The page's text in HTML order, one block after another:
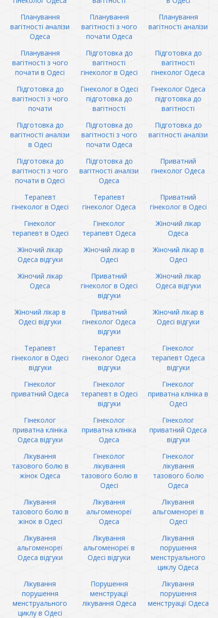
Планування
вагітності аналізи
Одеса
Планування
вагітності з чого
почати Одеса
Планування
вагітності аналізи
Планування
вагітності з чого
почати в Одесі
Підготовка до
вагітності
гінеколог в Одесі
Підготовка до
вагітності
гінеколог Одеса
Підготовка до
вагітності з чого
почати
Гінеколог в Одесі
підготовка до
вагітності
Гінеколог Одеса
підготовка до
вагітності
Підготовка до
вагітності аналізи
в Одесі
Підготовка до
вагітності з чого
почати Одеса
Підготовка до
вагітності аналізи
Підготовка до
вагітності з чого
почати в Одесі
Підготовка до
вагітності аналізи
Одеса
Приватний
гінеколог Одеса
Терапевт
гінеколог в Одесі
Терапевт
гінеколог Одеса
Приватний
гінеколог в Одесі
Гінеколог
терапевт в Одесі
Гінеколог
терапевт Одеса
Жіночий лікар
Одеса
Жіночий лікар
Одеса відгуки
Жіночий лікар в
Одесі
Жіночий лікар в
Одесі
Жіночий лікар
Одеса
Приватний
гінеколог в Одесі
відгуки
Жіночий лікар
Одеса відгуки
Жіночий лікар в
Одесі відгуки
Приватний
гінеколог Одеса
відгуки
Жіночий лікар в
Одесі відгуки
Терапевт
гінеколог в Одесі
відгуки
Терапевт
гінеколог Одеса
відгуки
Гінеколог
терапевт Одеса
відгуки
Гінеколог
приватний Одеса
Гінеколог
терапевт в Одесі
відгуки
Гінеколог
приватна клініка в
Одесі
Гінеколог
приватна клініка
Одеса відгуки
Гінеколог
приватна клініка
Одеса
Гінеколог
приватний Одеса
відгуки
Лікування
тазового болю в
жінок Одеса
Гінеколог
лікування
тазового болю в
Одесі
Гінеколог
лікування
тазового болю
Одеса
Лікування
тазового болю в
жінок в Одесі
Лікування
альгоменореї
Одеса
Лікування
альгоменореї в
Одесі
Лікування
альгоменореї
Одеса відгуки
Лікування
альгоменореї в
Одесі відгуки
Лікування
порушення
менструального
циклу Одеса
Лікування
порушення
менструального
циклу в Одесі
Порушення
менструації
лікування Одеса
Лікування
порушення
менструації Одеса